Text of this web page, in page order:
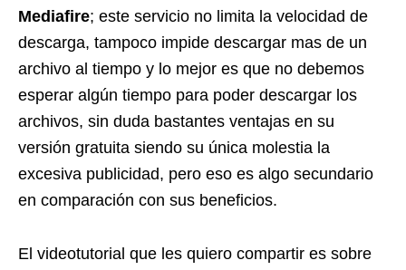
Mediafire; este servicio no limita la velocidad de
descarga, tampoco impide descargar mas de un
archivo al tiempo y lo mejor es que no debemos
esperar algún tiempo para poder descargar los
archivos, sin duda bastantes ventajas en su
versión gratuita siendo su única molestia la
excesiva publicidad, pero eso es algo secundario
en comparación con sus beneficios.
El videotutorial que les quiero compartir es sobre